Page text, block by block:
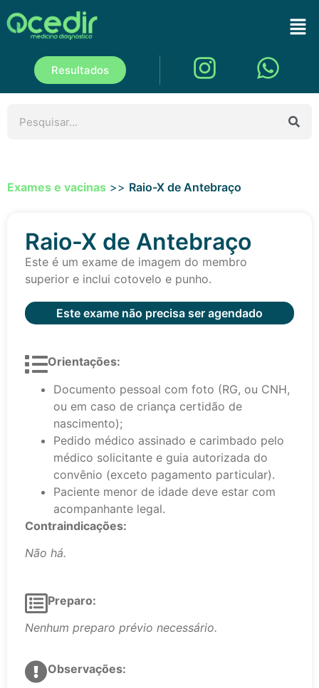
Resultados
Exames e vacinas >> Raio-X de Antebraço
Raio-X de Antebraço
Este é um exame de imagem do membro
superior e inclui cotovelo e punho.
Este exame não precisa ser agendado
Orientações:
Documento pessoal com foto (RG, ou CNH,
ou em caso de criança certidão de
nascimento);
Pedido médico assinado e carimbado pelo
médico solicitante e guia autorizada do
convênio (exceto pagamento particular).
Paciente menor de idade deve estar com
acompanhante legal.
Contraindicações:
Não há.
Preparo:
Nenhum preparo prévio necessário.
Observações: